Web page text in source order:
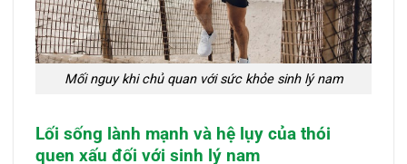
Mối nguy khi chủ quan với sức khỏe sinh lý nam
Lối sống lành mạnh và hệ lụy của thói
quen xấu đối với sinh lý nam